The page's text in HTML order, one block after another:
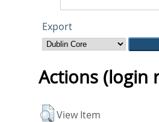
Export
Actions (login
View Item